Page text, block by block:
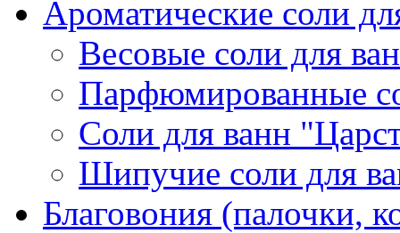
Ароматические соли
Весовые соли для
Парфюмированные
Соли для ванн
Шипучие соли для
Благовония (палочки,